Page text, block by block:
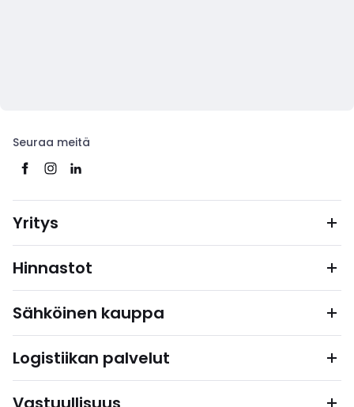
Seuraa meitä
Yritys
Hinnastot
Sähköinen kauppa
Logistiikan palvelut